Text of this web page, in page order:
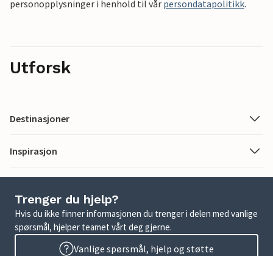
personopplysninger i henhold til vår persondatapolitikk.
Utforsk
Destinasjoner
Inspirasjon
Trenger du hjelp?
Hvis du ikke finner informasjonen du trenger i delen med vanlige
spørsmål, hjelper teamet vårt deg gjerne.
Vanlige spørsmål, hjelp og støtte